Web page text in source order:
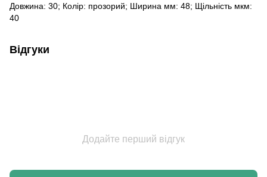
Довжина: 30; Колір: прозорий; Ширина мм: 48; Щільність мкм:
40
Відгуки
Додайте перший відгук